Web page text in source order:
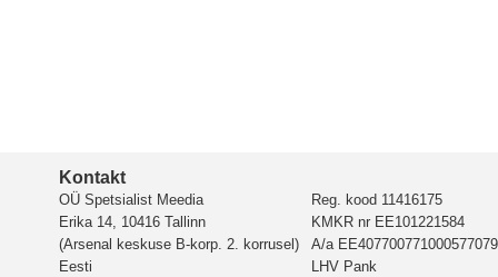
Kontakt
OÜ Spetsialist Meedia
Erika 14, 10416 Tallinn
(Arsenal keskuse B-korp. 2. korrusel)
Eesti
Reg. kood 11416175
KMKR nr EE101221584
A/a EE407700771000577079
LHV Pank